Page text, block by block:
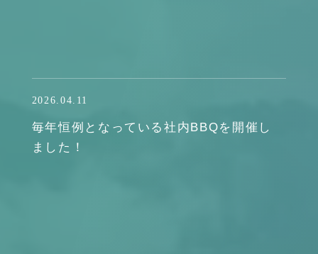
2026.04.11
毎年恒例となっている社内BBQを開催し
ました！